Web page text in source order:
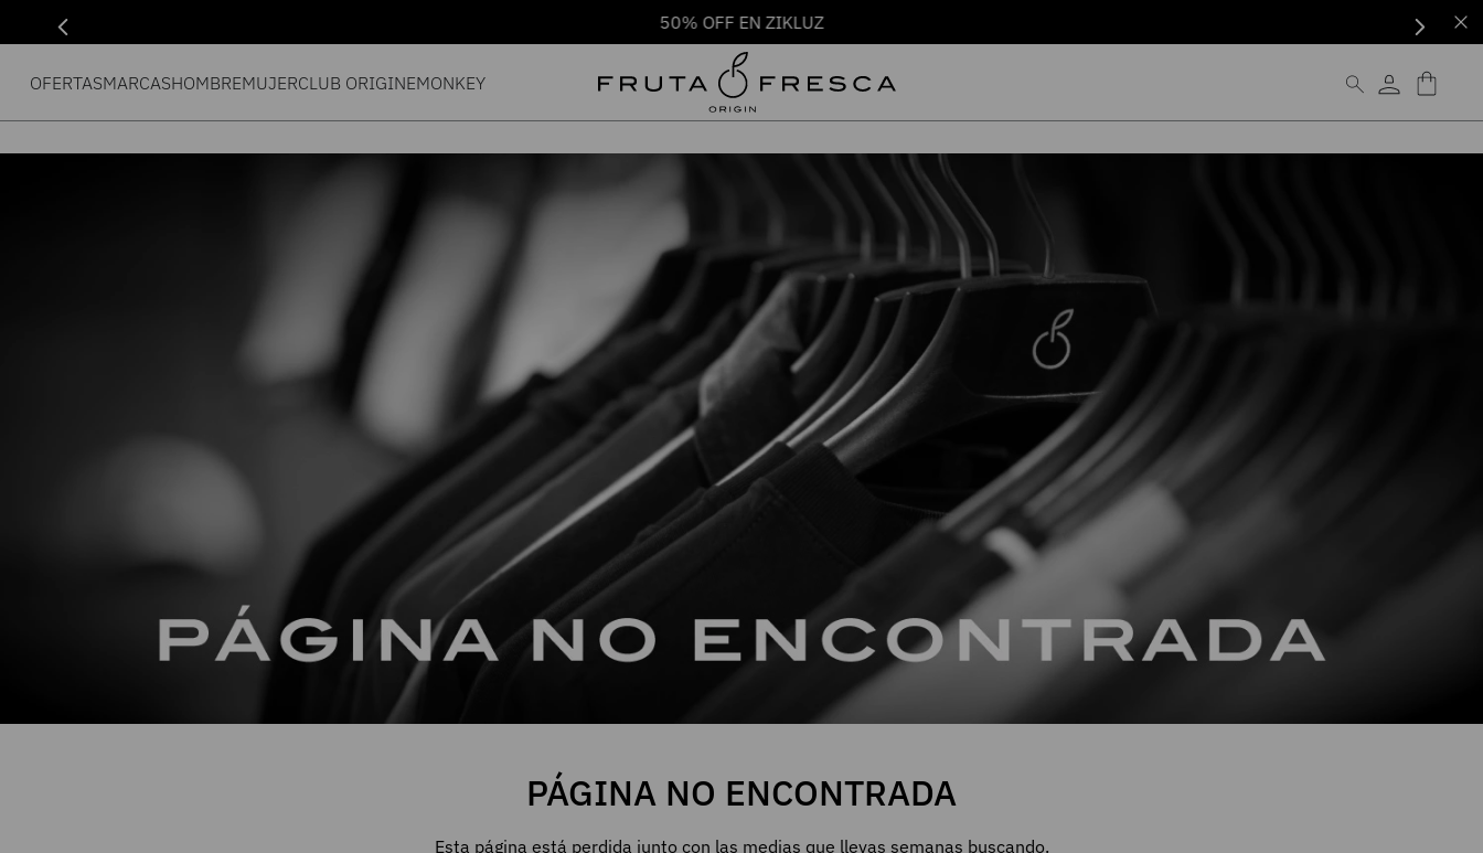
50% OFF EN ZIKLUZ
OFERTASMARCASHOMBREMUJERCLUB ORIGINEMONKEY
PÁGINA NO ENCONTRADA
Esta página está perdida junto con las medias que llevas semanas buscando.